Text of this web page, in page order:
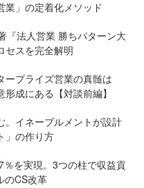
業」の定着化メソッド
『法人営業 勝ちパターン大
セスを完全解明
ープライズ営業の真髄は
形成にある【対談前編】
。イネーブルメントが設計
」の作り方
％を実現。3つの柱で収益貢
のCS改革